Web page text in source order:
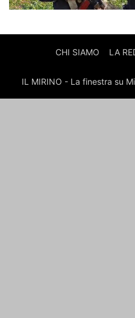
CHI SIAMO LA
IL MIRINO - La finestra su